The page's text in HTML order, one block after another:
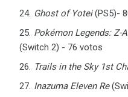
Ghost of Yotei(PS5)-
Pokémon Legends: Z-
(Switch 2) - 76 votos
Trails in the Sky 1st
Inazuma Eleven Re